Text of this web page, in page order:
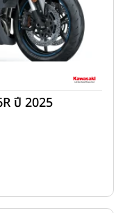
ปี 2025